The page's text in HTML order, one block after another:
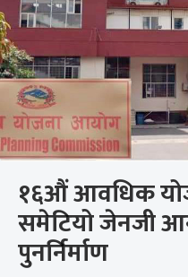
१६औं आवधिक
समेटियो जेनजी
पुनर्निर्माण